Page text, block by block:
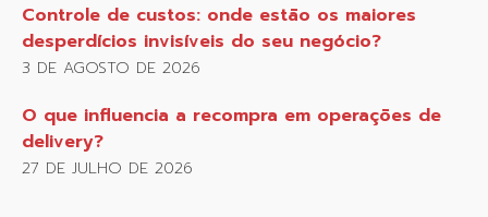
Controle de custos: onde estão os maiores
desperdícios invisíveis do seu negócio?
3 DE AGOSTO DE 2026
O que influencia a recompra em operações de
delivery?
27 DE JULHO DE 2026